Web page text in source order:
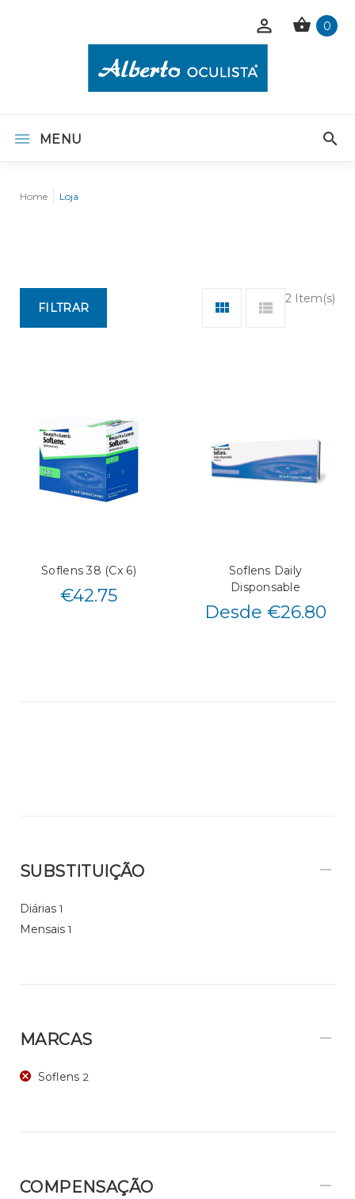
0
MENU
Home Loja
2 Item(s)
FILTRAR
Soflens 38 (Cx 6)
€42.75
Soflens Daily
Disponsable
Desde €26.80
SUBSTITUIÇÃO
Diárias 1
Mensais 1
MARCAS
Soflens 2
COMPENSAÇÃO